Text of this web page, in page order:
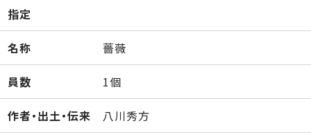
指定
名称 薔薇
員数 1個
作者・出土・伝来 八川秀方